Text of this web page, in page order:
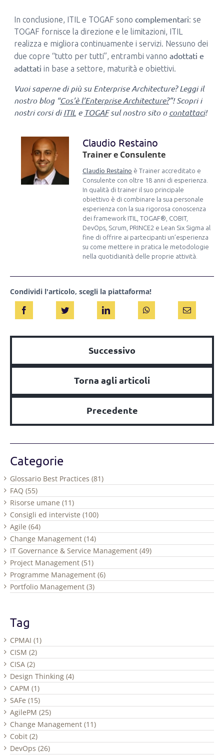
In conclusione, ITIL e TOGAF sono complementari: se
TOGAF fornisce la direzione e le limitazioni, ITIL
realizza e migliora continuamente i servizi. Nessuno dei
due copre “tutto per tutti”, entrambi vanno adottati e
adattati in base a settore, maturità e obiettivi.
Vuoi saperne di più su Enterprise Architecture? Leggi il
nostro blog “Cos’è l’Enterprise Architecture?”! Scopri i
nostri corsi diITIL e TOGAFsul nostro sito ocontattaci!
Claudio Restaino
Trainer e Consulente
Claudio Restaino è Trainer accreditato e
Consulente con oltre 18 anni di esperienza.
In qualità di trainer il suo principale
obiettivo è di combinare la sua personale
esperienza con la sua rigorosa conoscenza
dei framework ITIL, TOGAF®, COBIT,
DevOps, Scrum, PRINCE2 e Lean Six Sigma al
fine di offrire ai partecipanti un’esperienza
su come mettere in pratica le metodologie
nella quotidianità delle proprie attività.
Condividi l'articolo, scegli la piattaforma!
Successivo
Torna agli articoli
Precedente
Categorie
Glossario Best Practices (81)
FAQ (55)
Risorse umane (11)
Consigli ed interviste (100)
Agile (64)
Change Management (14)
IT Governance & Service Management (49)
Project Management (51)
Programme Management (6)
Portfolio Management (3)
Tag
CPMAI (1)
CISM (2)
CISA (2)
Design Thinking (4)
CAPM (1)
SAFe (15)
AgilePM (25)
Change Management (11)
Cobit (2)
DevOps (26)